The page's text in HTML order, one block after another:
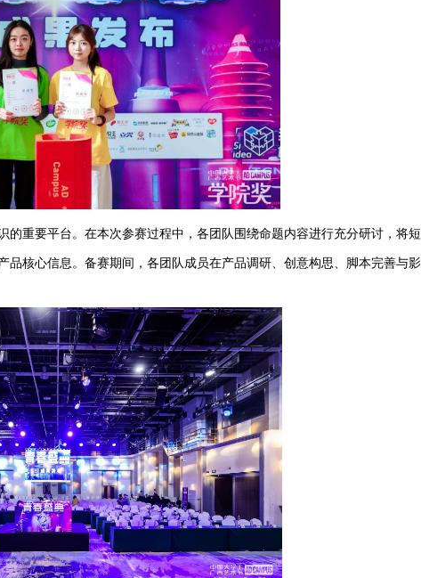
重要平台。在本次参赛过程中，各团队围绕命题内容进行充分研讨，将
品核心信息。备赛期间， 各团队成员在产品调研、创意构思、脚本完善与